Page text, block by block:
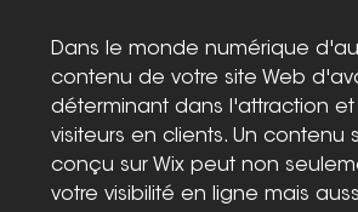
Dans le monde numérique
contenu de votre site Web
déterminant dans l'attraction
visiteurs en clients. Un contenu
conçu sur Wix peut non
votre visibilité en ligne mais